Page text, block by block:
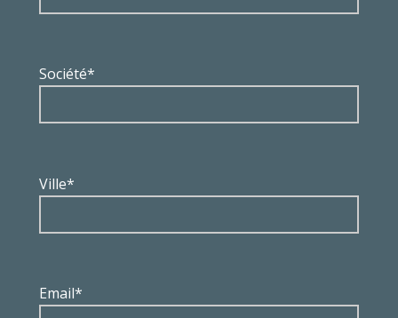
Société*
Ville*
Email*